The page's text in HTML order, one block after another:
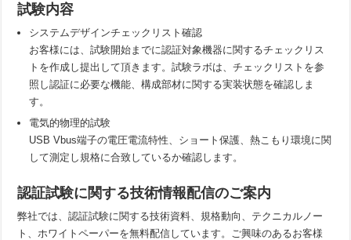
試験内容
システムデザインチェックリスト確認
お客様には、試験開始までに認証対象機器に関するチェックリス
トを作成し提出して頂きます。試験ラボは、チェックリストを参
照し認証に必要な機能、構成部材に関する実装状態を確認しま
す。
電気的物理的試験
USB Vbus端子の電圧電流特性、ショート保護、熱こもり環境に関
して測定し規格に合致しているか確認します。
認証試験に関する技術情報配信のご案内
弊社では、認証試験に関する技術資料、規格動向、テクニカルノー
ト、ホワイトペーパーを無料配信しています。ご興味のあるお客様